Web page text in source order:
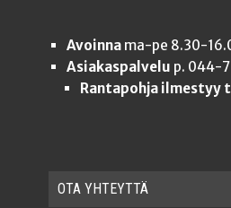
Avoinnama-pe 8.30-
Asiakaspalvelu p. 044-
Rantapohja ilmestyy
OTA YHTEYT­TÄ